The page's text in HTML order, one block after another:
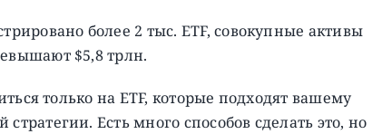
более 2 тыс. ETF, совокупные активы
$5,8 трлн.
только на ETF, которые подходят вашему
Есть много способов сделать это, но